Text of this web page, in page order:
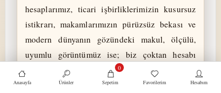
hesaplarımız, ticari işbirliklerimizin kusursuz
istikrarı, makamlarımızın pürüzsüz bekası ve
modern dünyanın gözündeki makul, ölçülü,
uyumlu görüntümüz ise; biz çoktan hesabı
verilemeyecek büyük bir ahlâki iflasın tam
kalbine düşmüşüz demektir.
Anasayfa Ürünler Sepetim
0
Favorilerim Hesabım